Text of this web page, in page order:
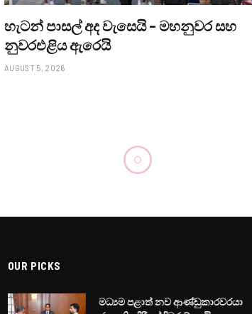
හැටන් පාසල් අද වැසෙයි – මහනුවර සහ
නුවරඑළිය ඇරෙයි
AUGUST 5, 2026
OUR PICKS
මධ්‍යම පළාත් නව ආණ්ඩුකාරවරයා